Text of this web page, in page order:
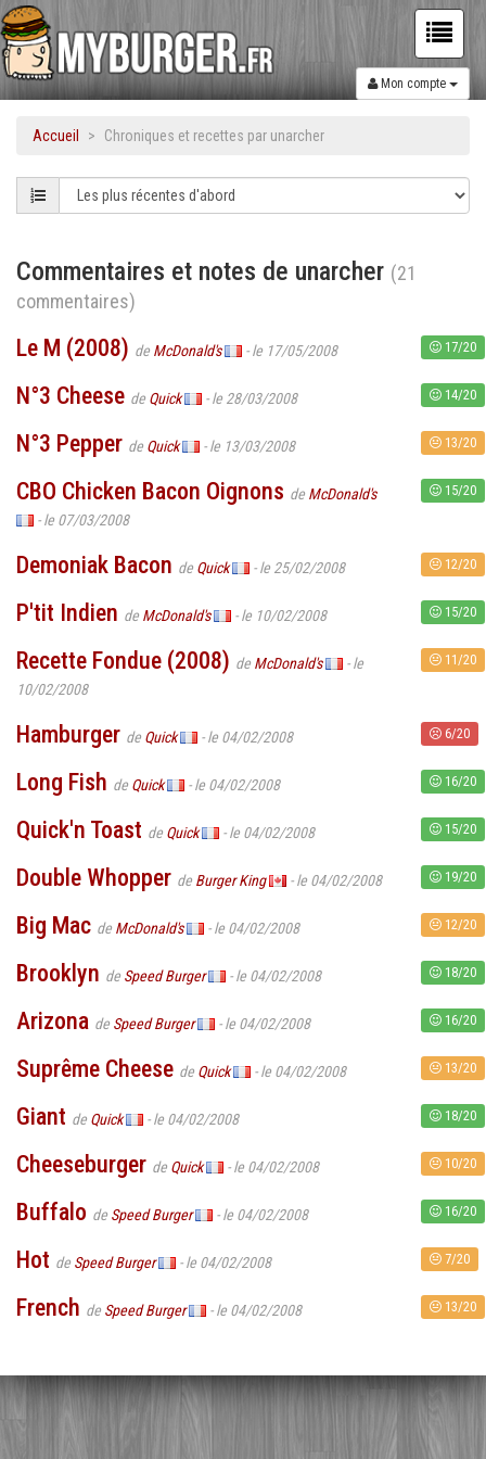
Mon compte
Accueil Chroniques et recettes par unarcher
Commentaires et notes de unarcher (21
commentaires)
Le M (2008) de McDonald's - le 17/05/2008 17/20
N°3 Cheese de Quick - le 28/03/2008 14/20
N°3 Pepper de Quick - le 13/03/2008 13/20
CBO Chicken Bacon Oignons de McDonald's
- le 07/03/2008
15/20
Demoniak Bacon de Quick - le 25/02/2008 12/20
P'tit Indien de McDonald's - le 10/02/2008 15/20
Recette Fondue (2008) de McDonald's
- le
10/02/2008
11/20
Hamburger de Quick - le 04/02/2008 6/20
Long Fish de Quick - le 04/02/2008 16/20
Quick'n Toast de Quick - le 04/02/2008 15/20
Double Whopper de Burger King - le 04/02/2008 19/20
Big Mac de McDonald's - le 04/02/2008 12/20
Brooklyn de Speed Burger - le 04/02/2008 18/20
Arizona de Speed Burger - le 04/02/2008 16/20
Suprême Cheese de Quick - le 04/02/2008 13/20
Giant de Quick - le 04/02/2008 18/20
Cheeseburger de Quick - le 04/02/2008 10/20
Buffalo de Speed Burger - le 04/02/2008 16/20
Hot de Speed Burger - le 04/02/2008 7/20
French de Speed Burger - le 04/02/2008 13/20